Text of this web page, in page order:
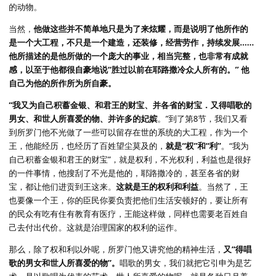
的动物。
当然， 他做这些并不简单地只是为了来炫耀，而是说明了他所作的
是一个大工程，不只是一个建造，还装修，经营劳作，持续发展……
他所描述的是他所做的一个庞大的事业，相当完整，也非常有成就
感，以至于他都很自豪地说“胜过以前在耶路撒冷众人所有的。” 他
自己为他的所作所为所自豪。
“我又为自己积蓄金银、和君王的财宝、并各省的财宝．又得唱歌的
男女、和世人所喜爱的物、并许多的妃嫔。”到了第8节，我们又看
到所罗门他不光做了一些可以留存在世的系统的大工程，作为一个
王，他能经历，也经历了百姓望尘莫及的， 就是“权”和“利”。“我为
自己积蓄金银和君王的财宝”，就是权利，不光权利，利益也是很好
的一件事情，他搜刮了不光是他的，耶路撒冷的，甚至各省的财
宝，都让他们进贡到王这来。 这就是王的权利和利益。当然了，王
也要像一个王，你的臣民你要负责把他们生活安顿好的，要让所有
的民众有吃有住有教育有医疗，王能这样做，同样也需要老百姓自
己去付出代价。这就是治理国家的权利的运作。
那么，除了权和利以外呢，所罗门他又讲究他的精神生活， 又“得唱
歌的男女和世人所喜爱的物”。 唱歌的男女，我们就把它引申为是艺